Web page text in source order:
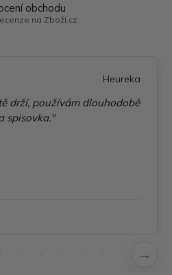
obchodu
na Zboží.cz
Heureka
drží, používám dlouhodobě
spisovka."